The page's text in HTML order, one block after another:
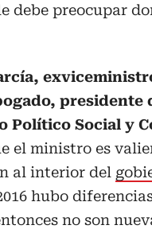
debe preocupar
presidente
Político Social y
el ministro es
al interior del
hubo
no son